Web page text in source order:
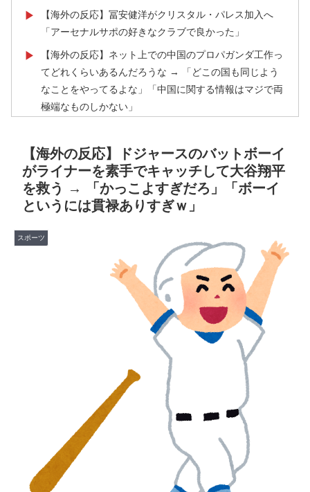
▶
【海外の反応】冨安健洋がクリスタル・パレス加入へ
「アーセナルサポの好きなクラブで良かった」
▶
【海外の反応】ネット上での中国のプロパガンダ工作っ
てどれくらいあるんだろうな → 「どこの国も同じよう
なことをやってるよな」「中国に関する情報はマジで両
極端なものしかない」
知ってる？」
▶ 【海外の反応】野球を観はじめたばかりなんだが大谷翔
平って投手としてはどれくらいのレベルなの？ → 「ト
ップ層ではあるが二刀流の影響で超一流とまでは言えな
思うんだけどな」
韓国人「日本でヤバい作品ばかりアニメ化してて心配に
韓国、日本で韓国籍のインフルエンサーが7台の車に当
て逃げして逮捕されたのに「また日本は嫌韓しようとし
ている」と決めつけて責任転嫁
韓国人「日本でヤバい作品ばかりアニメ化してて心配に
韓国内で続く反日的雰囲気…日本不買運動の広報チラシ
を受け取った日本人留学生困惑＝韓国の反応
無気力な韓国代表、オーストリアにも0-1で敗北…3月の
Aマッチは2敗で終＝韓国の反応
▶ 若手女性教員「学校ではうんこやおならはしない」
【海外の反応】ドジャースのバットボーイ
がライナーを素手でキャッチして大谷翔平
を救う → 「かっこよすぎだろ」「ボーイ
というには貫禄ありすぎｗ」
スポーツ